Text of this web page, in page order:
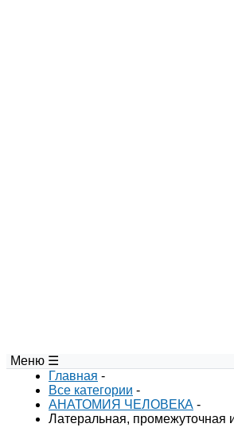
Меню ☰
Главная -
Все категории -
АНАТОМИЯ ЧЕЛОВЕКА -
Латеральная,